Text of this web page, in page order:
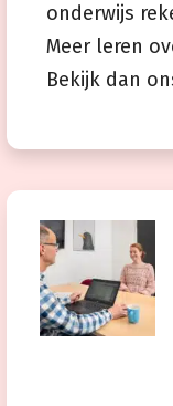
onderwijs
Meer leren
Bekijk dan